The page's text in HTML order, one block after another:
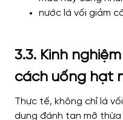
3.3. Kinh
cách uống hạt
Thực tế, không chỉ lá
dụng đánh tan mỡ